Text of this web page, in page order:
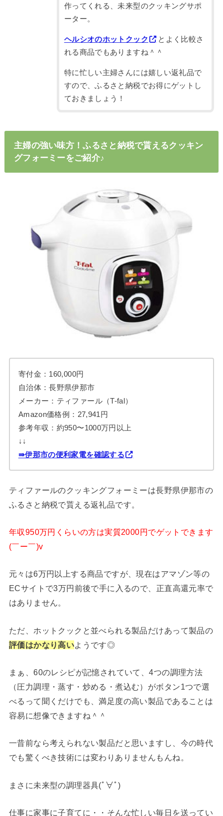
作ってくれる、未来型のクッキングサポ
ーター。
ヘルシオのホットクック
とよく比較さ
れる商品でもありますね＾＾
特に忙しい主婦さんには嬉しい返礼品で
すので、ふるさと納税でお得にゲットし
ておきましょう！
主婦の強い味方！ふるさと納税で貰えるクッキン
グフォーミーをご紹介♪
寄付金：160,000円
自治体：長野県伊那市
メーカー：ティファール（T-fal）
Amazon価格例：27,941円
参考年収：約950〜1000万円以上
↓↓
⇛伊那市の便利家電を確認する
ティファールのクッキングフォーミーは長野県伊那市の
ふるさと納税で貰える返礼品です。
年収950万円くらいの方は実質2000円でゲットできます
(￣ー￣)v
元々は6万円以上する商品ですが、現在はアマゾン等の
ECサイトで3万円前後で手に入るので、正直高還元率で
はありません。
ただ、ホットクックと並べられる製品だけあって製品の
評価はかなり高いようです◎
まぁ、60のレシピが記憶されていて、4つの調理方法
（圧力調理・蒸す・炒める・煮込む）がボタン1つで選
べるって聞くだけでも、満足度の高い製品であることは
容易に想像できますね＾＾
一昔前なら考えられない製品だと思いますし、今の時代
でも驚くべき技術には変わりありませんもんね。
まさに未来型の調理器具(ﾟ∀ﾟ)
仕事に家事に子育てに・・そんな忙しい毎日を送ってい